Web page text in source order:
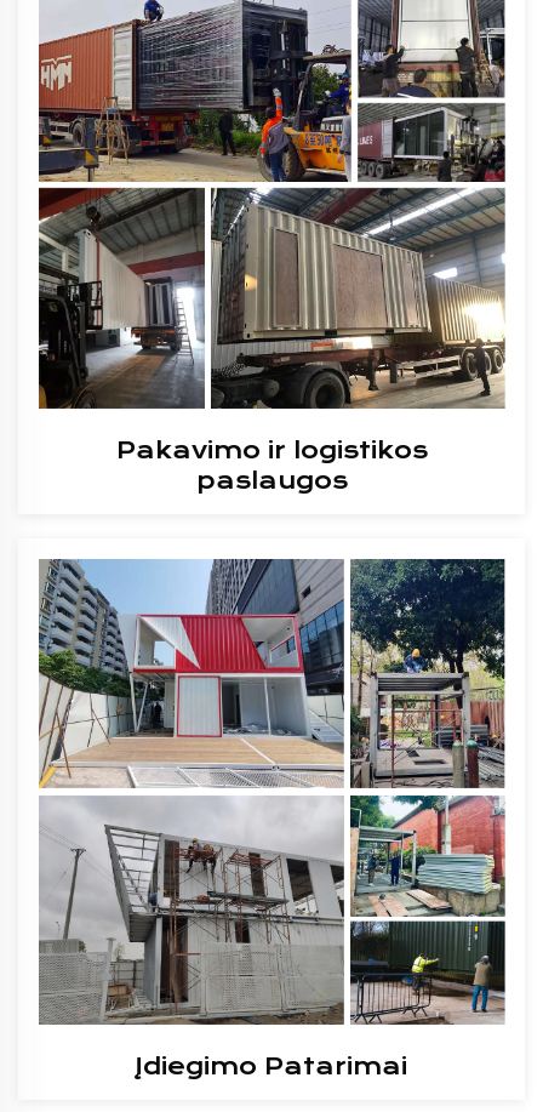
Pakavimo ir logistikos
paslaugos
Įdiegimo Patarimai